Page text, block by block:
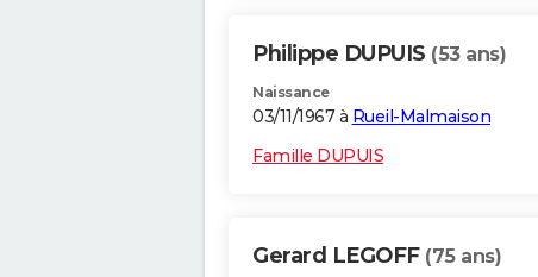
Philippe DUPUIS (53 ans)
Naissance
03/11/1967 à Rueil-Malmaison
Famille DUPUIS
Gerard LEGOFF (75 ans)